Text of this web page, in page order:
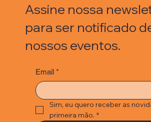
Assine nossa
para ser notificado
nossos eventos.
Email *
Sim, eu quero receber as
primeira mão. *